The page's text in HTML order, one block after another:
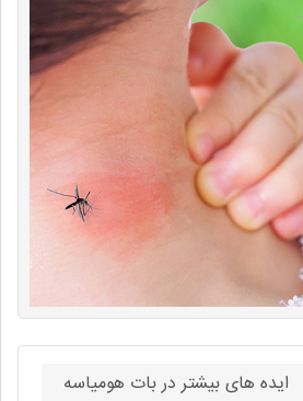
ایده های بیشتر در بات هومیاسه